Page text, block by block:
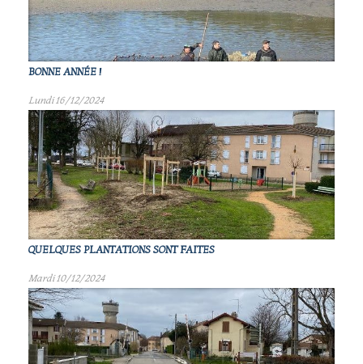
BONNE ANNÉE !
Lundi 16/12/2024
QUELQUES PLANTATIONS SONT FAITES
Mardi 10/12/2024